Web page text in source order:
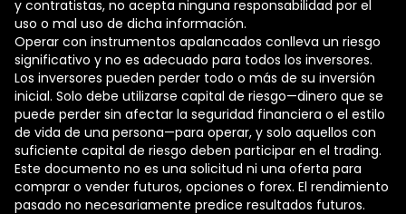
y contratistas, no acepta ninguna responsabilidad por el
uso o mal uso de dicha información.
Operar con instrumentos apalancados conlleva un riesgo
significativo y no es adecuado para todos los inversores.
Los inversores pueden perder todo o más de su inversión
inicial. Solo debe utilizarse capital de riesgo—dinero que se
puede perder sin afectar la seguridad financiera o el estilo
de vida de una persona—para operar, y solo aquellos con
suficiente capital de riesgo deben participar en el trading.
Este documento no es una solicitud ni una oferta para
comprar o vender futuros, opciones o forex. El rendimiento
pasado no necesariamente predice resultados futuros.